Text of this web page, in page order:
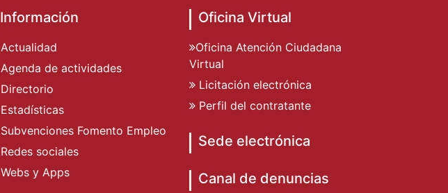
Información
Actualidad
Agenda de actividades
Directorio
Estadísticas
Subvenciones Fomento Empleo
Redes sociales
Webs y Apps
Oficina Virtual
Oficina Atención Ciudadana
Virtual
Licitación electrónica
Perfil del contratante
Sede electrónica
Canal de denuncias